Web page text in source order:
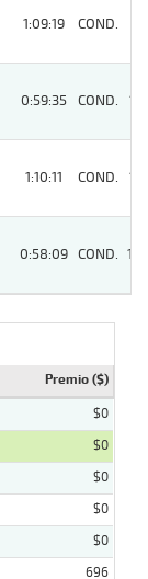
1:09:19 COND.
0:59:35 COND. 11
1:10:11 COND. 11
0:58:09 COND. 14
Premio ($)
$0
$0
$0
$0
$0
696